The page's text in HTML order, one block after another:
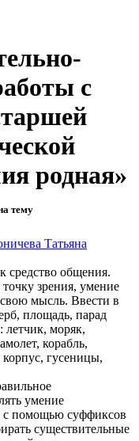
с
родная»
тему
Татьяна
средство общения.
зрения, умение
свою мысль. Ввести в
площадь, парад
летчик, моряк,
корабль,
корпус, гусеницы,
умение
с помощью суффиксов
существительные